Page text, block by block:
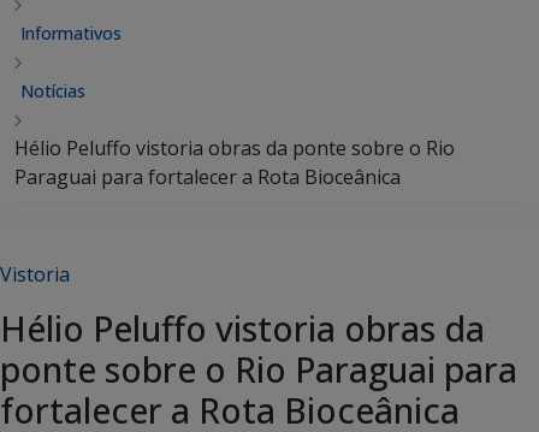
Informativos
Notícias
Hélio Peluffo vistoria obras da ponte sobre o Rio
Paraguai para fortalecer a Rota Bioceânica
Vistoria
Hélio Peluffo vistoria obras da
ponte sobre o Rio Paraguai para
fortalecer a Rota Bioceânica